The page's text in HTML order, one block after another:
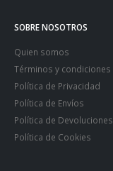
SOBRE NOSOTROS
Quien somos
Términos y condiciones
Política de Privacidad
Política de Envíos
Política de Devoluciones
Política de Cookies